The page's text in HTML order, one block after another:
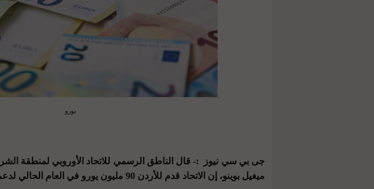
يورو
جى بي سي نيوز :- قال الناطق الرسمي للاتحاد الأوروبي لمنطقة
ميغيل بوينو، إن الاتحاد قدم للأردن 90 مليون يورو في العام الحالي لدعم اللاجئين السوريين.